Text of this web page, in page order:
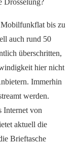
bis zu
auch rund 50
überschritten,
hier nicht
Immerhin
werden.
Internet von
aktuell die
Brieftasche